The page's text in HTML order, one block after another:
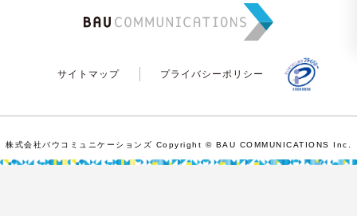
サイトマップ プライバシーポリシー
株式会社バウコミュニケーションズ Copyright © BAU COMMUNICATIONS Inc.